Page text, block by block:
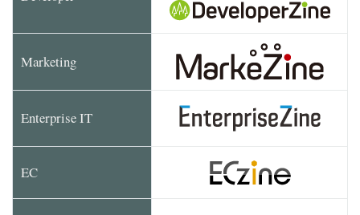
Marketing
Enterprise IT
EC